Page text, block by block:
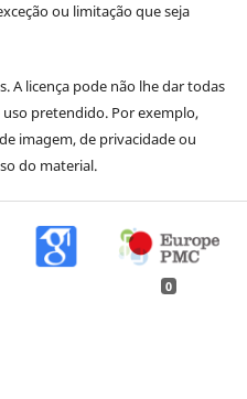
ou limitação que seja
A licença pode não lhe dar todas
uso pretendido. Por exemplo,
imagem, de privacidade ou
do material.
0